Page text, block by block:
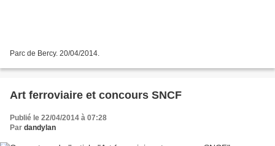
Parc de Bercy. 20/04/2014.
Art ferroviaire et concours SNCF
Publié le 22/04/2014 à 07:28
Par dandylan